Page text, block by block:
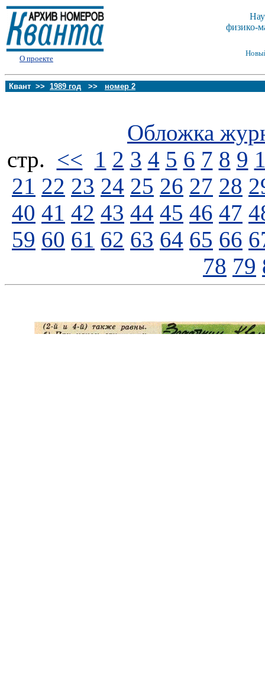
О проекте
физико-
Квант >> 1989 год >> номер 2
Обложка
стp. << 1 2 3 4 5 6 7 8 9
21 22 23 24 25 26 27 28
40 41 42 43 44 45 46 47
59 60 61 62 63 64 65 66
78 79